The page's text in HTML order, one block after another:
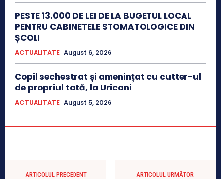
PESTE 13.000 DE LEI DE LA BUGETUL LOCAL
PENTRU CABINETELE STOMATOLOGICE DIN
ȘCOLI
ACTUALITATE August 6, 2026
Copil sechestrat și amenințat cu cutter-ul
de propriul tată, la Uricani
ACTUALITATE August 5, 2026
ARTICOLUL PRECEDENT ARTICOLUL URMĂTOR